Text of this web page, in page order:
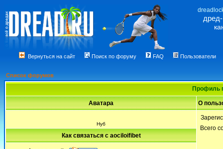
Вернуться на сайт Поиск по форуму FAQ Пользователи
Список форумов
Профиль
Аватара О
Нуб
Всего
Как связаться с aociloifibet